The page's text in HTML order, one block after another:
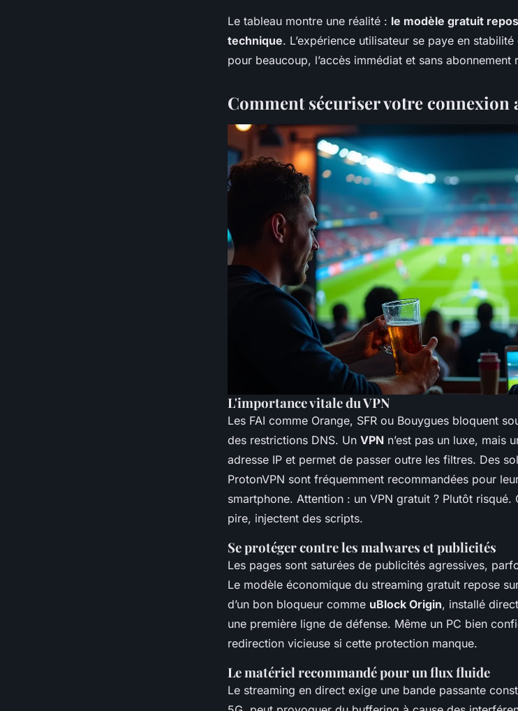
Le tableau montre une réalité : le modèle gratuit
technique. L’expérience utilisateur se paye en stabilité
pour beaucoup, l’accès immédiat et sans abonnement
Comment sécuriser votre connexion
L'importance vitale du VPN
Les FAI comme Orange, SFR ou Bouygues bloquent
des restrictions DNS. Un VPN n’est pas un luxe, mais
adresse IP et permet de passer outre les filtres. Des
ProtonVPN sont fréquemment recommandées pour
smartphone. Attention : un VPN gratuit ? Plutôt risqué.
pire, injectent des scripts.
Se protéger contre les malwares et publicités
Les pages sont saturées de publicités agressives,
Le modèle économique du streaming gratuit repose
d’un bon bloqueur comme uBlock Origin, installé
une première ligne de défense. Même un PC bien
redirection vicieuse si cette protection manque.
Le matériel recommandé pour un flux fluide
Le streaming en direct exige une bande passante